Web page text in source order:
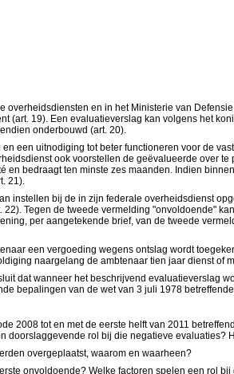
en in het Ministerie van
(art. 19). Een evaluatieverslag kan volgens het
onderbouwd (art. 20).
een uitnodiging tot beter functioneren voor de
ook voorstellen de geëvalueerde over
bedraagt ten minste zes maanden. Indien
21).
instellen bij de in zijn federale overheidsdienst
Tegen de tweede vermelding "onvoldoende"
per aangetekende brief, van de tweede
een vergoeding wegens ontslag wordt
naargelang de ambtenaar tien jaar dienst of
dat wanneer het beschrijvend evaluatieverslag
bepalingen van de wet van 3 juli 1978
2008 tot en met de eerste helft van 2011
rol bij die negatieve evaluaties?
overgeplaatst, waarom en waarheen?
onvoldoende? Welke factoren spelen een rol